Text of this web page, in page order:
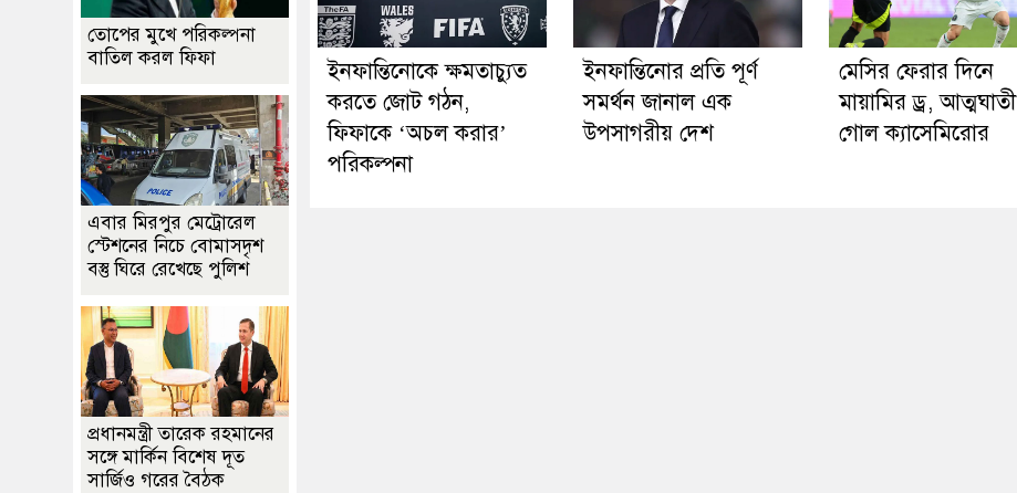
ইনফান্তিনোকে ক্ষমতাচ্যুত
করতে জোট গঠন,
ফিফাকে ‘অচল করার’
পরিকল্পনা
ইনফান্তিনোর প্রতি পূর্ণ
সমর্থন জানাল এক
উপসাগরীয় দেশ
মেসির ফেরার দিনে
মায়ামির ড্র, আত্মঘাতী
গোল ক্যাসেমিরোর
তোপের মুখে পরিকল্পনা
বাতিল করল ফিফা
এবার মিরপুর মেট্রোরেল
স্টেশনের নিচে বোমাসদৃশ
বস্তু ঘিরে রেখেছে পুলিশ
প্রধানমন্ত্রী তারেক রহমানের
সঙ্গে মার্কিন বিশেষ দূত
সার্জিও গরের বৈঠক